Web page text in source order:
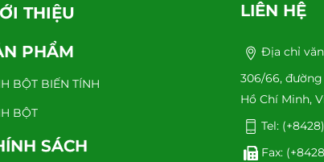
THIỆU
PHẨM
BỘT BIẾN TÍNH
BỘT
SÁCH
LIÊN HỆ
Địa chỉ
306/66,
Hồ Chí Minh,
Tel:
Fax: